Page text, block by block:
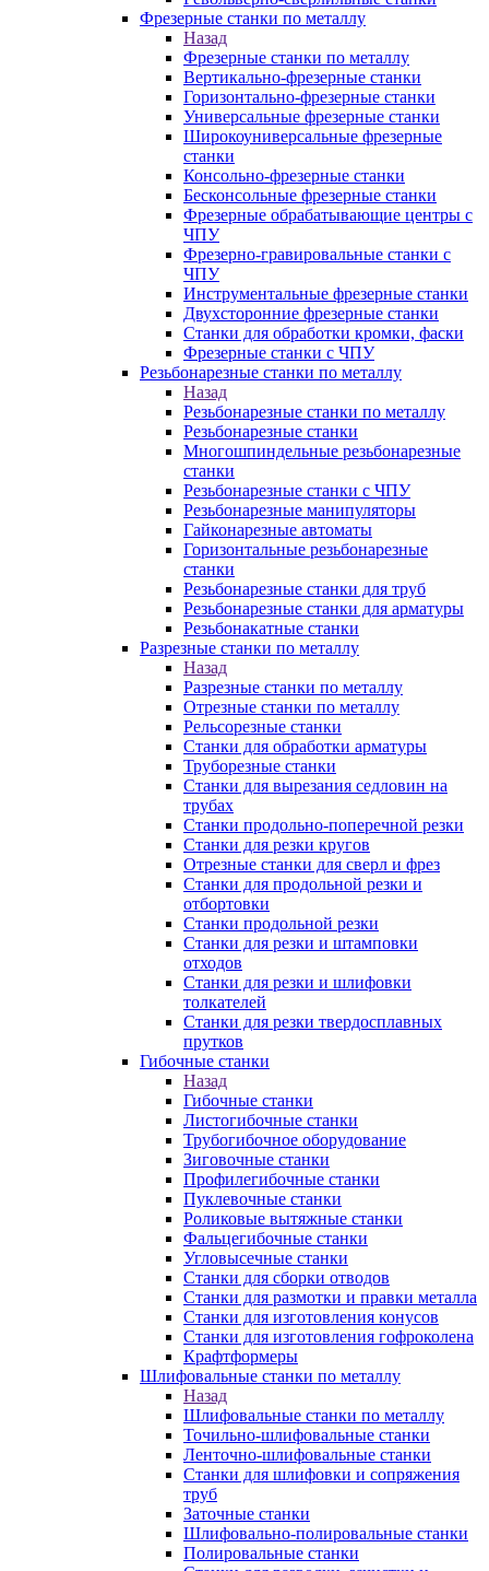
Фрезерные станки по металлу
Назад
Фрезерные станки по металлу
Вертикально-фрезерные станки
Горизонтально-фрезерные станки
Универсальные фрезерные станки
Широкоуниверсальные фрезерные
станки
Консольно-фрезерные станки
Бесконсольные фрезерные станки
Фрезерные обрабатывающие центры с
ЧПУ
Фрезерно-гравировальные станки с
ЧПУ
Инструментальные фрезерные станки
Двухсторонние фрезерные станки
Станки для обработки кромки, фаски
Фрезерные станки с ЧПУ
Резьбонарезные станки по металлу
Назад
Резьбонарезные станки по металлу
Резьбонарезные станки
Многошпиндельные резьбонарезные
станки
Резьбонарезные станки с ЧПУ
Резьбонарезные манипуляторы
Гайконарезные автоматы
Горизонтальные резьбонарезные
станки
Резьбонарезные станки для труб
Резьбонарезные станки для арматуры
Резьбонакатные станки
Разрезные станки по металлу
Назад
Разрезные станки по металлу
Отрезные станки по металлу
Рельсорезные станки
Станки для обработки арматуры
Труборезные станки
Станки для вырезания седловин на
трубаx
Станки продольно-поперечной резки
Станки для резки кругов
Отрезные станки для сверл и фрез
Станки для продольной резки и
отбортовки
Станки продольной резки
Станки для резки и штамповки
отходов
Станки для резки и шлифовки
толкателей
Станки для резки твердосплавных
прутков
Гибочные станки
Назад
Гибочные станки
Листогибочные станки
Трубогибочное оборудование
Зиговочные станки
Профилегибочные станки
Пуклевочные станки
Роликовые вытяжные станки
Фальцегибочные станки
Угловысечные станки
Станки для сборки отводов
Станки для размотки и правки металла
Станки для изготовления конусов
Станки для изготовления гофроколена
Крафтформеры
Шлифовальные станки по металлу
Назад
Шлифовальные станки по металлу
Точильно-шлифовальные станки
Ленточно-шлифовальные станки
Станки для шлифовки и сопряжения
труб
Заточные станки
Шлифовально-полировальные станки
Полировальные станки